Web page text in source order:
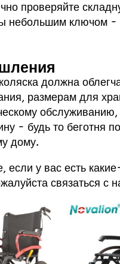
проверяйте
небольшим ключом -
должна
размерам для
- будь то беготня
дому.
если у вас есть
связаться с